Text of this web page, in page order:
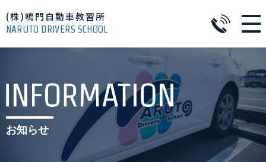
(株)鳴門自動車教習所
NARUTO DRIVERS SCHOOL
お知らせ